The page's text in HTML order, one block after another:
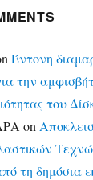
Έντονη
την
του
on
τη δημόσια